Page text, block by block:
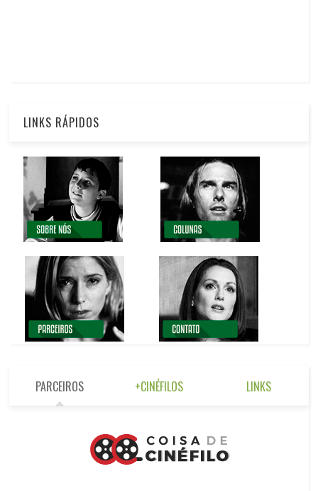
LINKS RÁPIDOS
PARCEIROS +CINÉFILOS LINKS